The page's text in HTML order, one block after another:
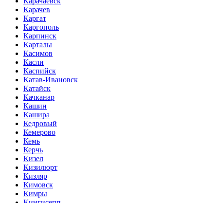
Карачев
Каргат
Каргополь
Карпинск
Карталы
Касимов
Касли
Каспийск
Катав-Ивановск
Катайск
Качканар
Кашин
Кашира
Кедровый
Кемерово
Кемь
Керчь
Кизел
Кизилюрт
Кизляр
Кимовск
Кимры